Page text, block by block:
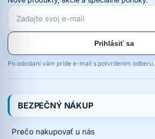
Prihlásiť sa
Po odoslaní vám príde e-mail s potvrdením odberu.
BEZPEČNÝ NÁKUP
Prečo nakupovať u nás